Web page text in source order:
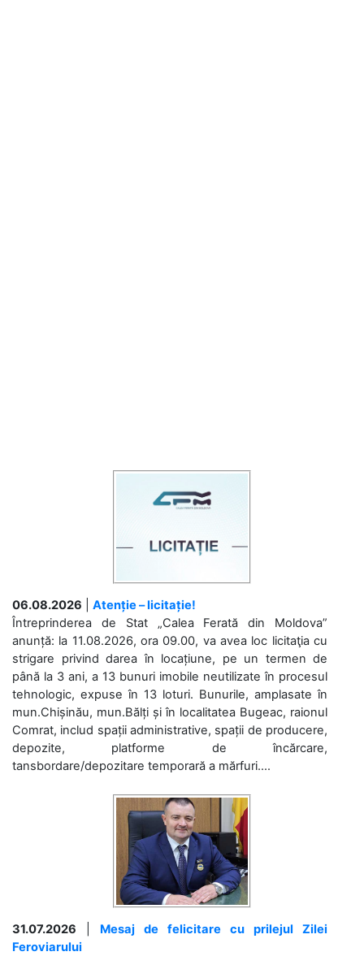
06.08.2026
Atenție – licitație!
Întreprinderea de Stat „Calea Ferată din Moldova”
anunță: la 11.08.2026, ora 09.00, va avea loc licitaţia cu
strigare privind darea în locațiune, pe un termen de
până la 3 ani, a 13 bunuri imobile neutilizate în procesul
tehnologic, expuse în 13 loturi. Bunurile, amplasate în
mun.Chișinău, mun.Bălți și în localitatea Bugeac, raionul
Comrat, includ spații administrative, spații de producere,
depozite, platforme de încărcare,
tansbordare/depozitare temporară a mărfuri....
31.07.2026
Mesaj de felicitare cu prilejul Zilei
Feroviarului